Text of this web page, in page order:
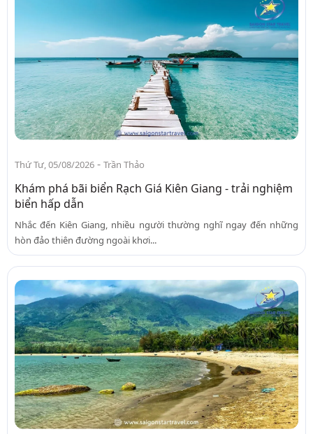
Thứ Tư, 05/08/2026 - Trần Thảo
Khám phá bãi biển Rạch Giá Kiên Giang - trải nghiệm
biển hấp dẫn
Nhắc đến Kiên Giang, nhiều người thường nghĩ ngay đến những
hòn đảo thiên đường ngoài khơi...